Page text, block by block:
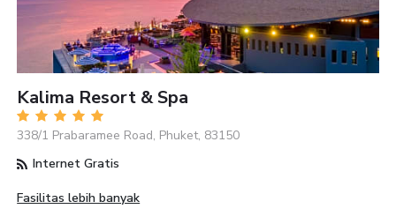
Kalima Resort & Spa
338/1 Prabaramee Road, Phuket, 83150
Internet Gratis
Fasilitas lebih banyak